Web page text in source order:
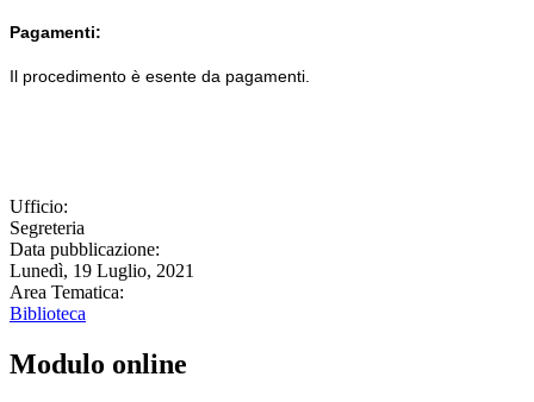
Pagamenti:
Il procedimento è esente da pagamenti.
Ufficio:
Segreteria
Data pubblicazione:
Lunedì, 19 Luglio, 2021
Area Tematica:
Biblioteca
Modulo online